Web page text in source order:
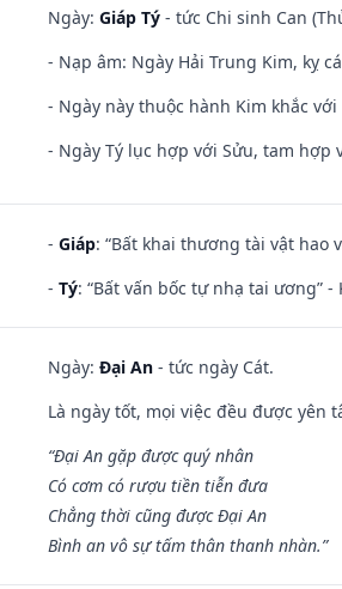
Ngày: Giáp Tý - tức Chi sinh Can
- Nạp âm: Ngày Hải Trung Kim, kỵ
- Ngày này thuộc hành Kim khắc
- Ngày Tý lục hợp với Sửu, tam hợp
- Giáp: “Bất khai thương tài vật hao
- Tý: “Bất vấn bốc tự nhạ tai ương”
Ngày: Đại An - tức ngày Cát.
Là ngày tốt, mọi việc đều được yên
“Đại An gặp được quý nhân
Có cơm có rượu tiền tiễn đưa
Chẳng thời cũng được Đại An
Bình an vô sự tấm thân thanh nhàn.”